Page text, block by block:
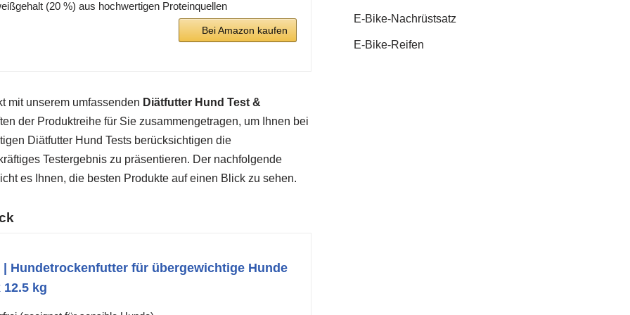
(20 %) aus hochwertigen Proteinquellen
Bei Amazon kaufen
mit unserem umfassenden Diätfutter Hund Test &
der Produktreihe für Sie zusammengetragen, um Ihnen bei
Diätfutter Hund Tests berücksichtigen die
Testergebnis zu präsentieren. Der nachfolgende
es Ihnen, die besten Produkte auf einen Blick zu sehen.
Hundetrockenfutter für übergewichtige Hunde
12.5 kg
E-Bike-Nachrüstsatz
E-Bike-Reifen